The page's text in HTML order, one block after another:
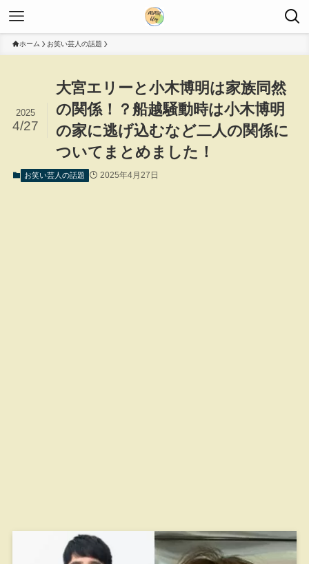
ホーム お笑い芸人の話題
大宮エリーと小木博明は家族同然
の関係！？船越騒動時は小木博明
の家に逃げ込むなど二人の関係に
ついてまとめました！
2025
4/27
お笑い芸人の話題 2025年4月27日